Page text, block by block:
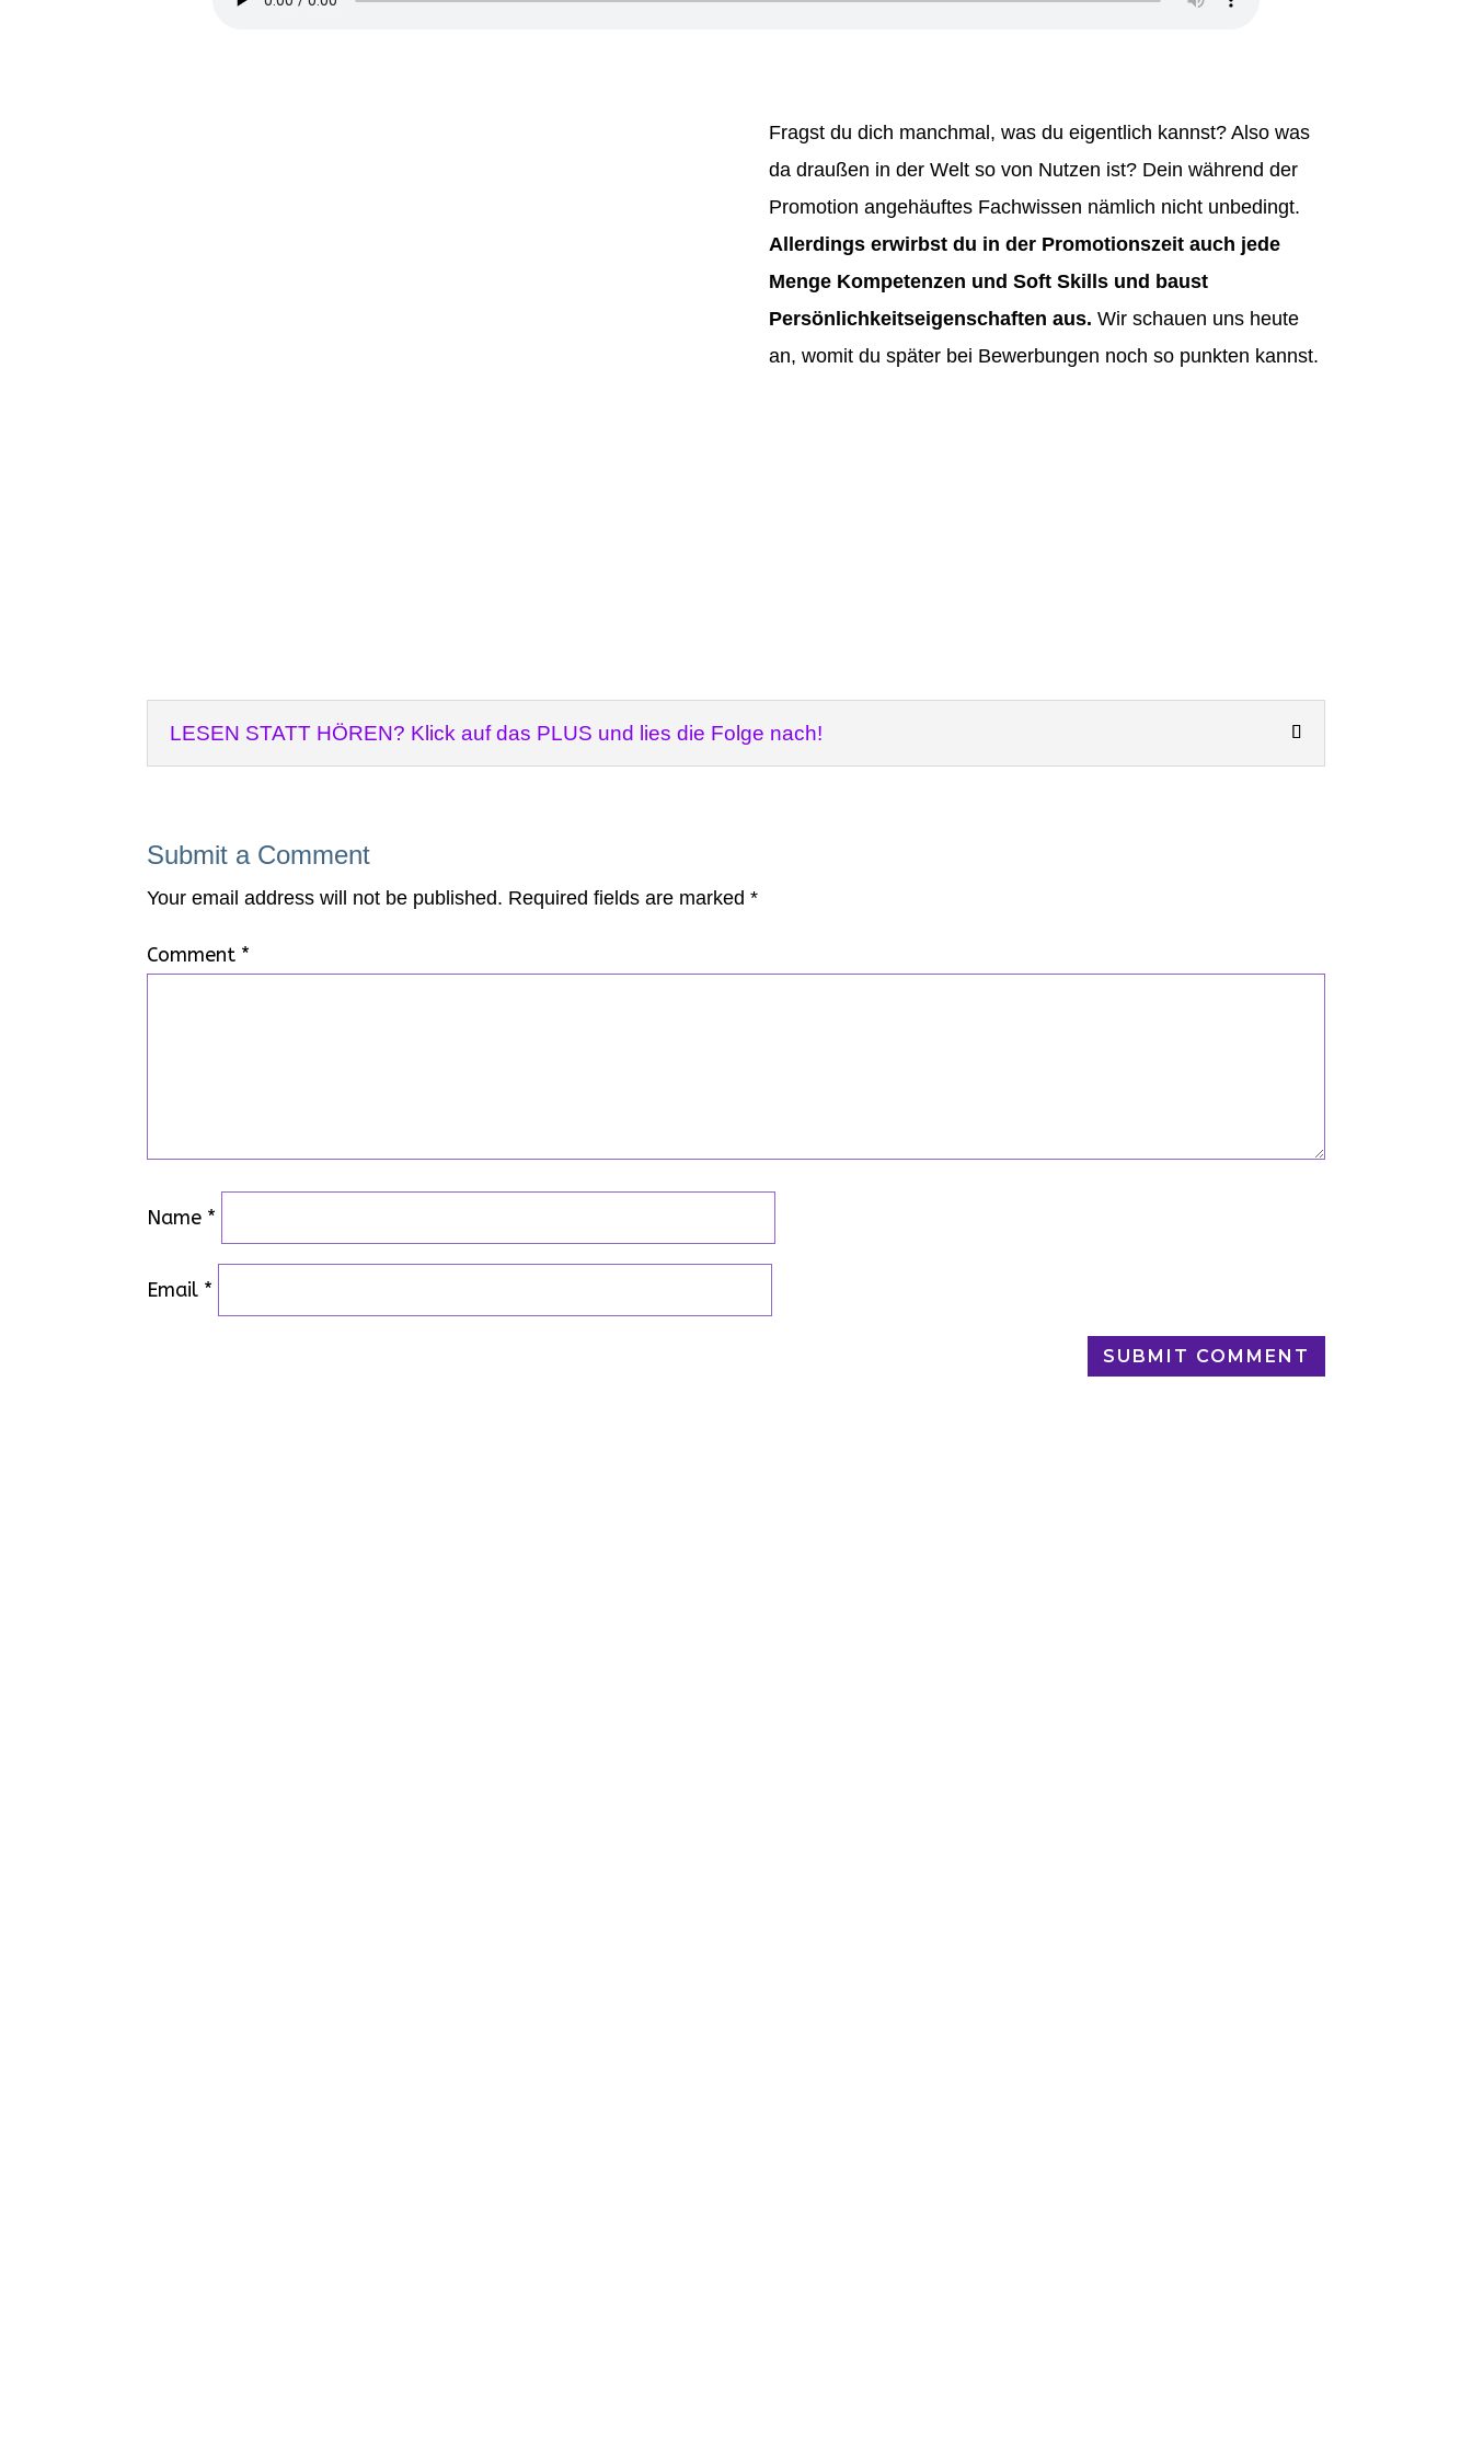
Fragst du dich manchmal, was du eigentlich kannst? Also was
da draußen in der Welt so von Nutzen ist? Dein während der
Promotion angehäuftes Fachwissen nämlich nicht unbedingt.
Allerdings erwirbst du in der Promotionszeit auch jede
Menge Kompetenzen und Soft Skills und baust
Persönlichkeitseigenschaften aus. Wir schauen uns heute
an, womit du später bei Bewerbungen noch so punkten kannst.
LESEN STATT HÖREN? Klick auf das PLUS und lies die Folge nach!
Submit a Comment
Your email address will not be published. Required fields are marked*
Comment *
Name *
Email *
SUBMIT COMMENT